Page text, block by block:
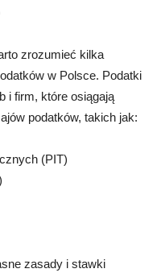
zrozumieć kilka
w Polsce. Podatki
i firm, które osiągają
podatków, takich jak:
(PIT)
zasady i stawki